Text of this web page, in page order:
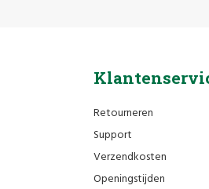
Retourneren
Support
Verzendkosten
Openingstijden